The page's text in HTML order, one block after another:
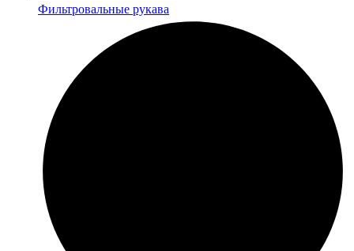
Фильтровальные рукава